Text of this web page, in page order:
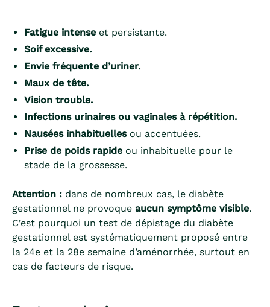
Fatigue intense et persistante.
Soif excessive.
Envie fréquente d’uriner.
Maux de tête.
Vision trouble.
Infections urinaires ou vaginales à répétition.
Nausées inhabituellesou accentuées.
Prise de poids rapide ou inhabituelle pour le
stade de la grossesse.
Attention : dans de nombreux cas, le diabète
gestationnel ne provoque aucun symptôme visible.
C’est pourquoi un test de dépistage du diabète
gestationnel est systématiquement proposé entre
la 24e et la 28e semaine d’aménorrhée, surtout en
cas de facteurs de risque.